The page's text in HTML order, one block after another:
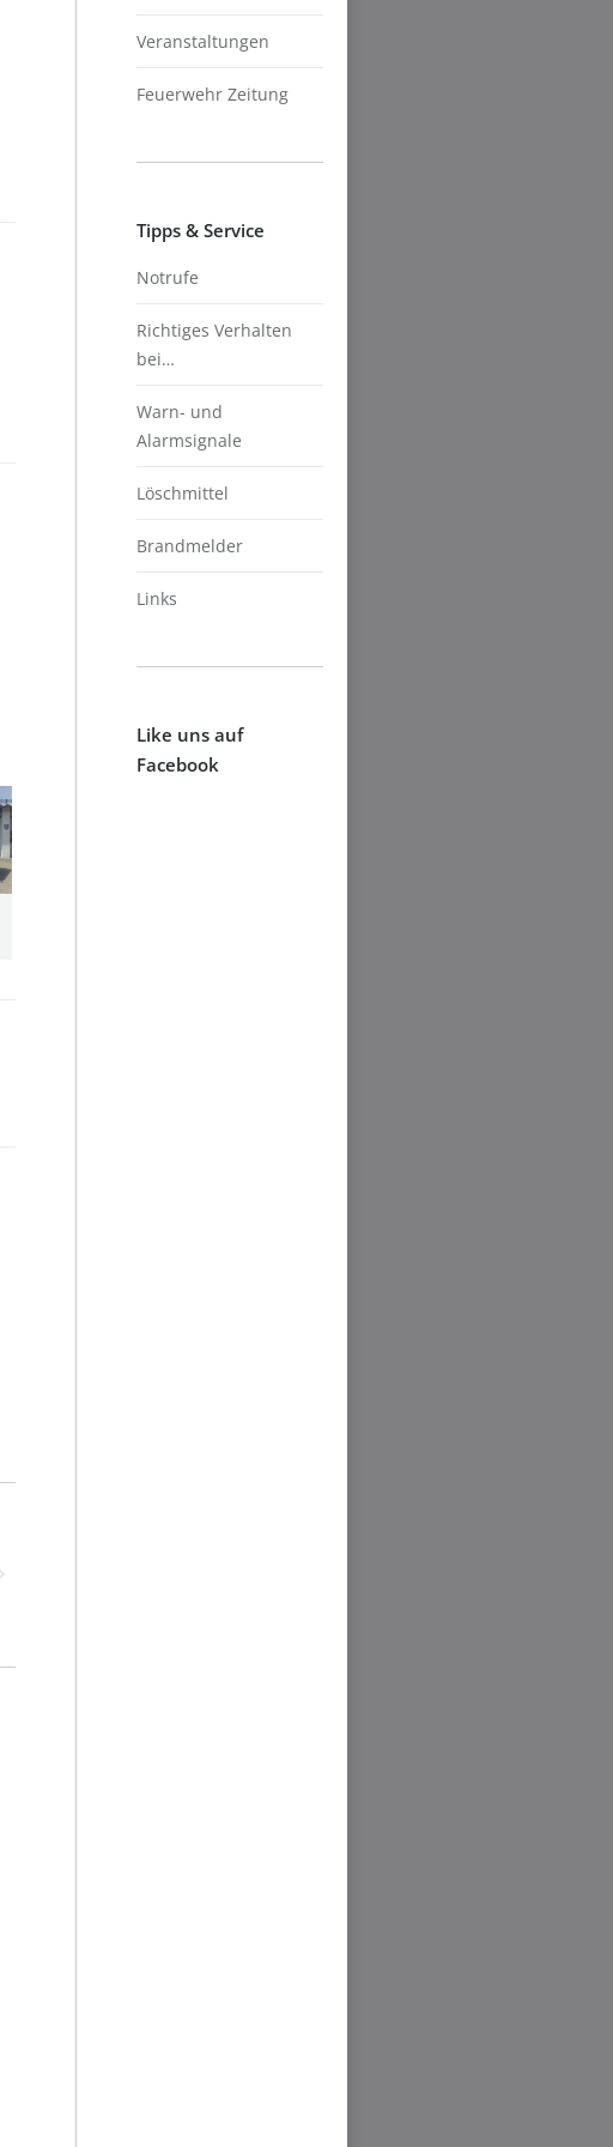
Veranstaltungen
Feuerwehr Zeitung
Tipps & Service
Notrufe
Richtiges Verhalten
bei…
Warn- und
Alarmsignale
Löschmittel
Brandmelder
Links
Like uns auf
Facebook